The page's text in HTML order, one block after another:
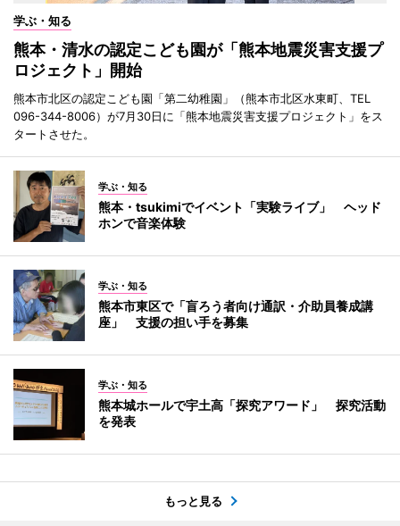
学ぶ・知る
熊本・清水の認定こども園が「熊本地震災害支援プ
ロジェクト」開始
熊本市北区の認定こども園「第二幼稚園」（熊本市北区水東町、TEL
096-344-8006）が7月30日に「熊本地震災害支援プロジェクト」をス
タートさせた。
学ぶ・知る
熊本・tsukimiでイベント「実験ライブ」 ヘッド
ホンで音楽体験
学ぶ・知る
熊本市東区で「盲ろう者向け通訳・介助員養成講
座」 支援の担い手を募集
学ぶ・知る
熊本城ホールで宇土高「探究アワード」 探究活動
を発表
もっと見る